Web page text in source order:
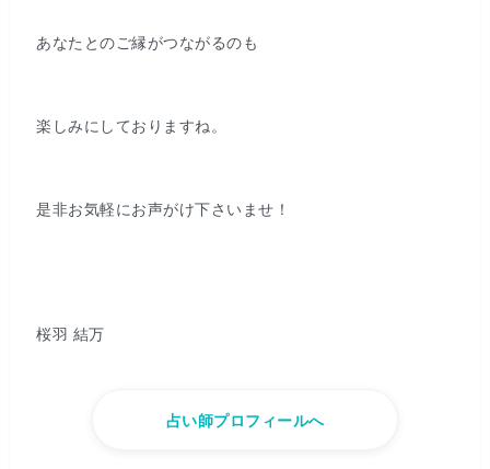
あなたとのご縁がつながるのも
楽しみにしておりますね。
是非お気軽にお声がけ下さいませ！
桜羽 結万
占い師プロフィールへ